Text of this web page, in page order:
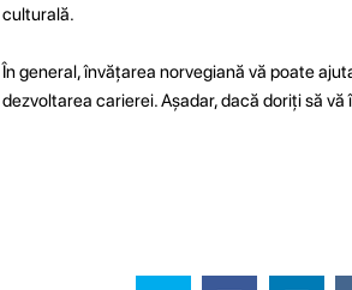
culturală.
În general, învățarea norvegiană vă poate
dezvoltarea carierei. Așadar, dacă doriți să